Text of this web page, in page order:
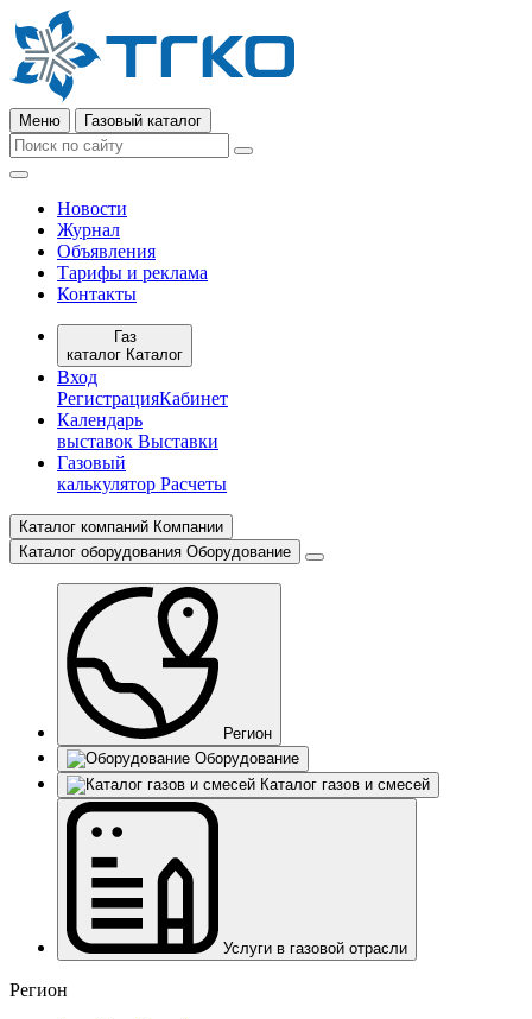
Меню Газовый каталог
Новости
Журнал
Объявления
Тарифы и реклама
Контакты
Газ
каталог Каталог
Вход
РегистрацияКабинет
Календарь
выставок Выставки
Газовый
калькулятор Расчеты
Каталог компаний Компании
Каталог оборудования Оборудование
Регион
Оборудование
Каталог газов и смесей
Услуги в газовой отрасли
Регион